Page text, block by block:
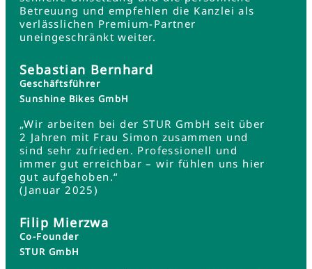
Betreuung und empfehlen die Kanzlei als
verlässlichen Premium-Partner
uneingeschränkt weiter.
Sebastian Bernhard
Geschäftsführer
Sunshine Bikes GmbH
„Wir arbeiten bei der STUR GmbH seit über
2 Jahren mit Frau Simon zusammen und
sind sehr zufrieden. Professionell und
immer gut erreichbar – wir fühlen uns hier
gut aufgehoben.“
(Januar 2025)
Filip Mierzwa
Co-Founder
STUR GmbH